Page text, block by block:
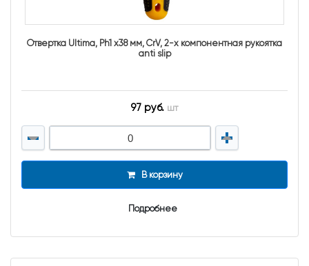
Отвертка Ultima, Ph1 х38 мм, CrV, 2-х компонентная рукоятка
anti slip
97 руб. шт
В корзину
Подробнее